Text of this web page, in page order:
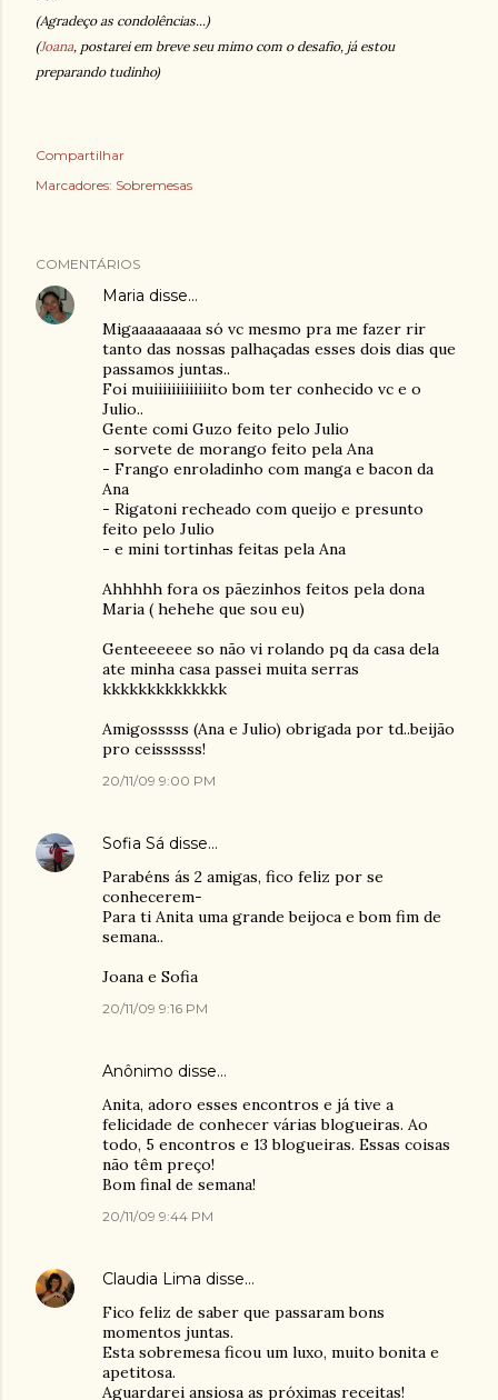
(Agradeço as condolências...)
(Joana, postarei em breve seu mimo com o desafio, já estou
preparando tudinho)
Compartilhar
Marcadores: Sobremesas
COMENTÁRIOS
Maria disse…
Migaaaaaaaaa só vc mesmo pra me fazer rir
tanto das nossas palhaçadas esses dois dias que
passamos juntas..
Foi muiiiiiiiiiiiiito bom ter conhecido vc e o
Julio..
Gente comi Guzo feito pelo Julio
- sorvete de morango feito pela Ana
- Frango enroladinho com manga e bacon da
Ana
- Rigatoni recheado com queijo e presunto
feito pelo Julio
- e mini tortinhas feitas pela Ana
Ahhhhh fora os pãezinhos feitos pela dona
Maria ( hehehe que sou eu)
Genteeeeee so não vi rolando pq da casa dela
ate minha casa passei muita serras
kkkkkkkkkkkkkk
Amigosssss (Ana e Julio) obrigada por td..beijão
pro ceissssss!
20/11/09 9:00 PM
Sofia Sá disse…
Parabéns ás 2 amigas, fico feliz por se
conhecerem-
Para ti Anita uma grande beijoca e bom fim de
semana..
Joana e Sofia
20/11/09 9:16 PM
Anônimo disse…
Anita, adoro esses encontros e já tive a
felicidade de conhecer várias blogueiras. Ao
todo, 5 encontros e 13 blogueiras. Essas coisas
não têm preço!
Bom final de semana!
20/11/09 9:44 PM
Claudia Lima disse…
Fico feliz de saber que passaram bons
momentos juntas.
Esta sobremesa ficou um luxo, muito bonita e
apetitosa.
Aguardarei ansiosa as próximas receitas!